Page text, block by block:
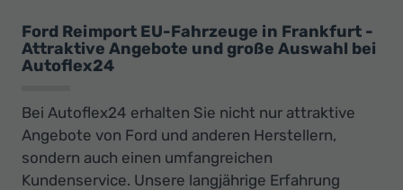
Ford Reimport EU-Fahrzeuge in Frankfurt -
Attraktive Angebote und große Auswahl bei
Autoflex24
Bei Autoflex24 erhalten Sie nicht nur attraktive
Angebote von Ford und anderen Herstellern,
sondern auch einen umfangreichen
Kundenservice. Unsere langjährige Erfahrung